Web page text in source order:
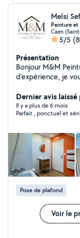
Melsi
Peinture
Caen
5/5
Présentation
Bonjour M&M Peinture et Rénovation. Plus de 10 ans
d'expérience, je vous
Salle de bain de A à Z -
et professionnel N'hexsite pas à me contacter pour
toute information
Dernier avis
Il y a plus de 6 mois
Parfait , ponctuel et
Pose de plafond
Voir le